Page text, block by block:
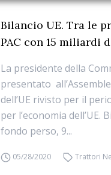
Bilancio UE. Tra le
PAC con 15 miliardi
La presidente della
presentato
dell’UE rivisto per il
per l’economia dell’UE.
fondo perso, 9...
05/28/2020 Trattori